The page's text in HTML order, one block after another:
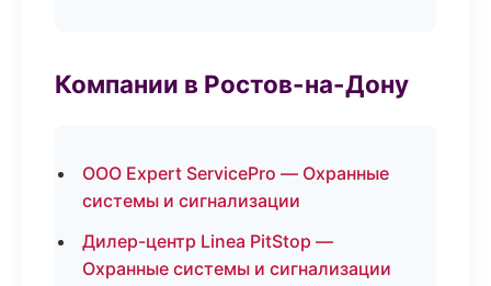
Компании в Ростов-на-Дону
ООО Expert ServicePro — Охранные
системы и сигнализации
Дилер-центр Linea PitStop —
Охранные системы и сигнализации